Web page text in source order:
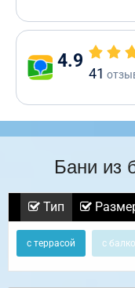
4.9
41
Бани из
Тип
с террасой с